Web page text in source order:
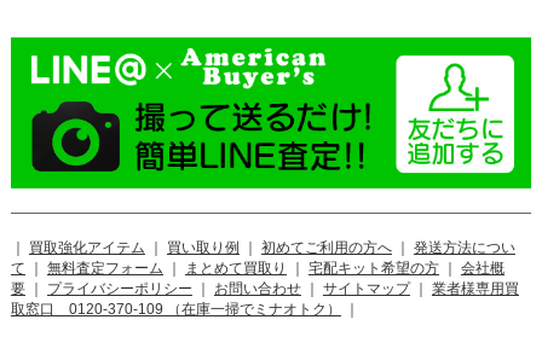
買取強化アイテム 買い取り例 初めてご利用の方へ｜ 発送方法につい
て
無料査定フォーム まとめて買取り 宅配キット希望の方｜
会社概
要｜ プライバシーポリシー お問い合わせ｜ サイトマップ｜ 業者様専用買
取窓口 0120-370-109 （在庫一掃でミナオトク）